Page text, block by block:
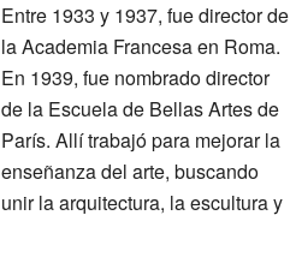
Entre 1933 y 1937, fue director de
la Academia Francesa en Roma.
En 1939, fue nombrado director
de la Escuela de Bellas Artes de
París. Allí trabajó para mejorar la
enseñanza del arte, buscando
unir la arquitectura, la escultura y